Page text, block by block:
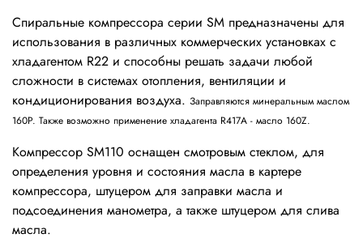
Спиральные компрессора cерии SM предназначены для
использования в различных коммерческих установках с
хладагентом R22 и способны решать задачи любой
сложности в системах отопления, вентиляции и
кондиционирования воздуха. Заправляются минеральным маслом
160P. Также возможно применение хладагента R417А - масло 160Z.
Компрессор SM110 оснащен смотровым стеклом, для
определения уровня и состояния масла в картере
компрессора, штуцером для заправки масла и
подсоединения манометра, а также штуцером для слива
масла.